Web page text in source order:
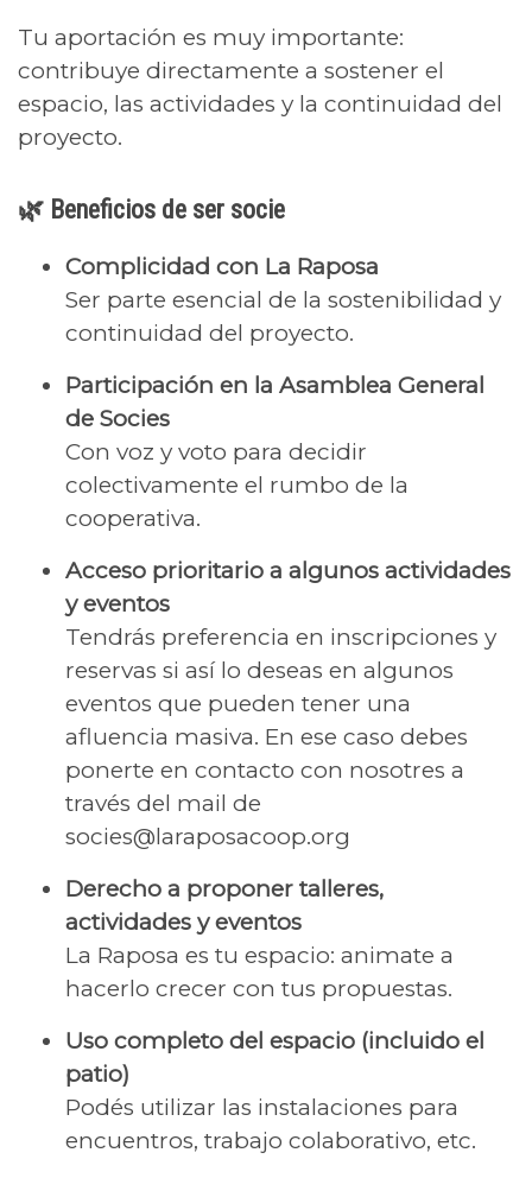
Tu aportación es muy importante:
contribuye directamente a sostener el
espacio, las actividades y la continuidad del
proyecto.
🌿 Beneficios de ser socie
Complicidad con La Raposa
Ser parte esencial de la sostenibilidad y
continuidad del proyecto.
Participación en la Asamblea General
de Socies
Con voz y voto para decidir
colectivamente el rumbo de la
cooperativa.
Acceso prioritario a algunos actividades
y eventos
Tendrás preferencia en inscripciones y
reservas si así lo deseas en algunos
eventos que pueden tener una
afluencia masiva. En ese caso debes
ponerte en contacto con nosotres a
través del mail de
socies@laraposacoop.org
Derecho a proponer talleres,
actividades y eventos
La Raposa es tu espacio: animate a
hacerlo crecer con tus propuestas.
Uso completo del espacio (incluido el
patio)
Podés utilizar las instalaciones para
encuentros, trabajo colaborativo, etc.